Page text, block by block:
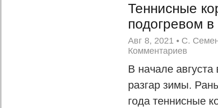
Теннисные
подогревом
Авг 8, 2021 • С.
Комментариев
В начале
разгар зимы.
года теннисные